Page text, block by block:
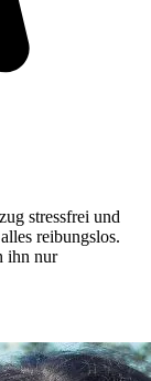
stressfrei und
reibungslos.
ihn nur